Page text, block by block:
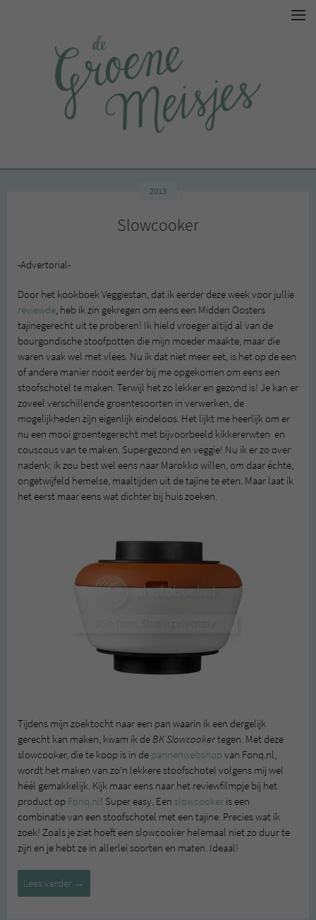
2013
Slowcooker
-Advertorial-
Door het kookboek Veggiestan, dat ik eerder deze week voor jullie
reviewde, heb ik zin gekregen om eens een Midden Oosters
tajinegerecht uit te proberen! Ik hield vroeger altijd al van de
bourgondische stoofpotten die mijn moeder maakte, maar die
waren vaak wel met vlees. Nu ik dat niet meer eet, is het op de een
of andere manier nooit eerder bij me opgekomen om eens een
stoofschotel te maken. Terwijl het zo lekker en gezond is! Je kan er
zoveel verschillende groentesoorten in verwerken, de
mogelijkheden zijn eigenlijk eindeloos. Het lijkt me heerlijk om er
nu een mooi groentegerecht met bijvoorbeeld kikkererwten en
couscous van te maken. Supergezond en veggie! Nu ik er zo over
nadenk: ik zou best wel eens naar Marokko willen, om daar échte,
ongetwijfeld hemelse, maaltijden uit de tajine te eten. Maar laat ik
het eerst maar eens wat dichter bij huis zoeken.
Tijdens mijn zoektocht naar een pan waarin ik een dergelijk
gerecht kan maken, kwam ik deBK Slowcookertegen. Met deze
slowcooker, die te koop is in de pannenwebshop van Fonq.nl,
wordt het maken van zo’n lekkere stoofschotel volgens mij wel
héél gemakkelijk. Kijk maar eens naar het reviewfilmpje bij het
product op Fonq.nl! Super easy. Een slowcooker is een
combinatie van een stoofschotel met een tajine. Precies wat ik
zoek! Zoals je ziet hoeft een slowcooker helemaal niet zo duur te
zijn en je hebt ze in allerlei soorten en maten. Ideaal!
Lees verder Slowcooker
→